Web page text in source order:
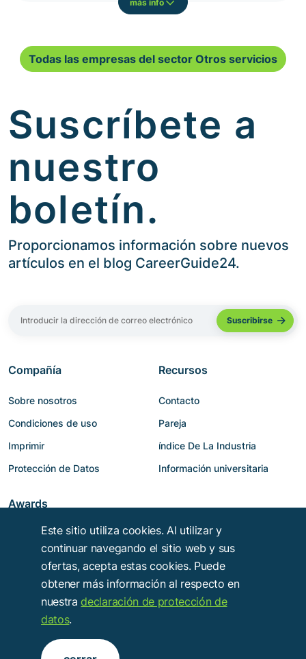
más info
Todas las empresas del sector Otros servicios
Suscríbete a
nuestro
boletín.
Proporcionamos información sobre nuevos
artículos en el blog CareerGuide24.
Compañía
Sobre nosotros
Condiciones de uso
Imprimir
Protección de Datos
Recursos
Contacto
Pareja
índice De La Industria
Información universitaria
Awards
Copyright © 2014 - 2026 Troy Verlags- und Werbungsgesellschaft mbH
Este sitio utiliza cookies. Al utilizar y
continuar navegando el sitio web y sus
ofertas, acepta estas cookies. Puede
obtener más información al respecto en
nuestradeclaración de protección de
datos.